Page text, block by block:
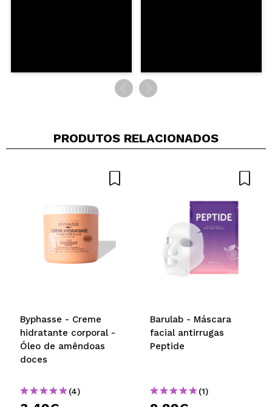
PRODUTOS RELACIONADOS
Byphasse - Creme
hidratante corporal -
Óleo de amêndoas
doces
(4)
Barulab - Máscara
facial antirrugas
Peptide
(1)